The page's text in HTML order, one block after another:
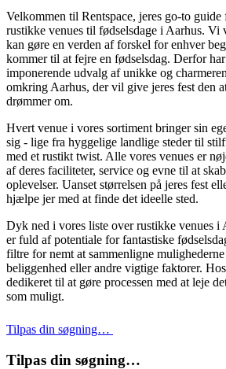
Velkommen til Rentspace, jeres go-to guide
rustikke venues til fødselsdage i Aarhus. Vi
kan gøre en verden af forskel for enhver
kommer til at fejre en fødselsdag. Derfor
imponerende udvalg af unikke og
omkring Aarhus, der vil give jeres fest den
drømmer om.
Hvert venue i vores sortiment bringer sin
sig - lige fra hyggelige landlige steder til
med et rustikt twist. Alle vores venues er
af deres faciliteter, service og evne til at
oplevelser. Uanset størrelsen på jeres fest
hjælpe jer med at finde det ideelle sted.
Dyk ned i vores liste over rustikke venues i
er fuld af potentiale for fantastiske
filtre for nemt at sammenligne mulighederne
beliggenhed eller andre vigtige faktorer.
dedikeret til at gøre processen med at leje
som muligt.
Tilpas din søgning…
Tilpas din søgning…